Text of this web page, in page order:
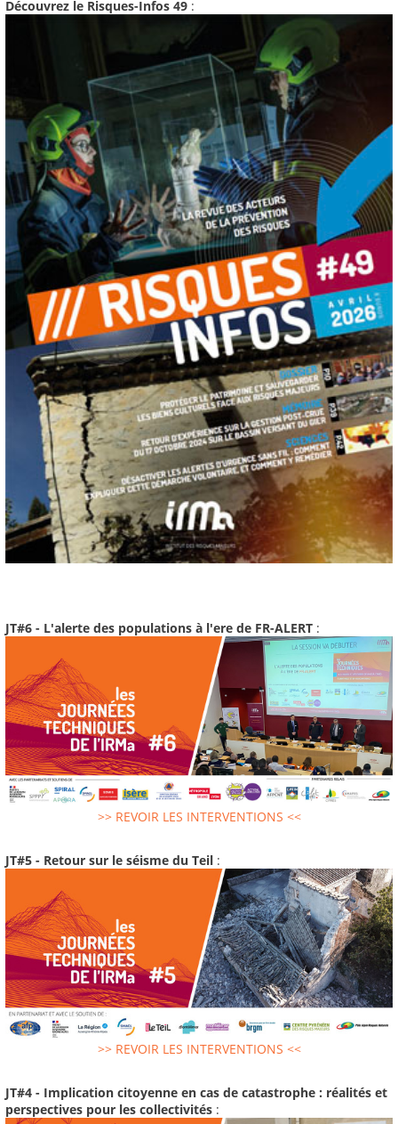
Découvrez le Risques-Infos 49 :
JT#6 - L'alerte des populations à l'ere de FR-ALERT :
>> REVOIR LES INTERVENTIONS <<
JT#5 - Retour sur le séisme du Teil :
>> REVOIR LES INTERVENTIONS <<
JT#4 - Implication citoyenne en cas de catastrophe : réalités et
perspectives pour les collectivités :